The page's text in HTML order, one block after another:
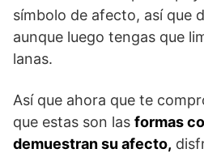
símbolo de afecto, así que
aunque luego tengas que
lanas.
Así que ahora que te
que estas son las formas
demuestran su afecto,